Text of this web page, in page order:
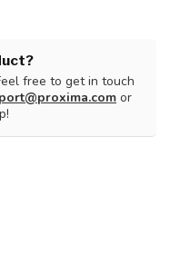
free to get in touch
or